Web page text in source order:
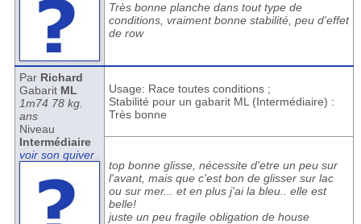
Très bonne planche dans tout type de
conditions, vraiment bonne stabilité, peu d'effet
de row
Par Richard
Gabarit ML
1m74 78 kg.
ans
Niveau
Intermédiaire
voir son quiver
Usage: Race toutes conditions ;
Stabilité pour un gabarit ML (Intermédiaire) :
Très bonne
top bonne glisse, nécessite d'etre un peu sur
l'avant, mais que c'est bon de glisser sur lac
ou sur mer... et en plus j'ai la bleu.. elle est
belle!
juste un peu fragile obligation de house